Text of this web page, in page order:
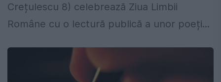
Crețulescu 8) celebrează Ziua Limbii
Române cu o lectură publică a unor poeți...